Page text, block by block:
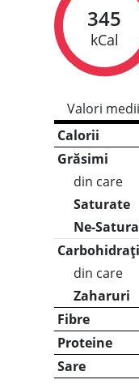
345
kCal
Valori
Calorii
Grăsimi
din care
Saturate
Ne-
Carbohidrați
din care
Zaharuri
Fibre
Proteine
Sare